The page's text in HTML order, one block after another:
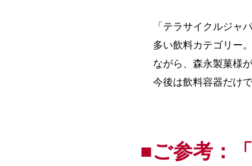
「テラサイクルジャ
多い飲料カテゴリー
ながら、森永製菓様
今後は飲料容器だけ
■ご参考：